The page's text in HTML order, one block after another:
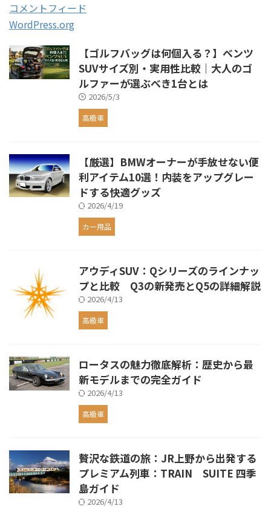
コメントフィード
WordPress.org
【ゴルフバッグは何個入る？】ベンツ
SUVサイズ別・実用性比較｜大人のゴ
ルファーが選ぶべき1台とは
2026/5/3
高級車
【厳選】BMWオーナーが手放せない便
利アイテム10選！内装をアップグレー
ドする快適グッズ
2026/4/19
カー用品
アウディSUV：Qシリーズのラインナッ
プと比較 Q3の新発売とQ5の詳細解説
2026/4/13
高級車
ロータスの魅力徹底解析：歴史から最
新モデルまでの完全ガイド
2026/4/13
高級車
贅沢な鉄道の旅：JR上野から出発する
プレミアム列車：TRAIN SUITE 四季
島ガイド
2026/4/13